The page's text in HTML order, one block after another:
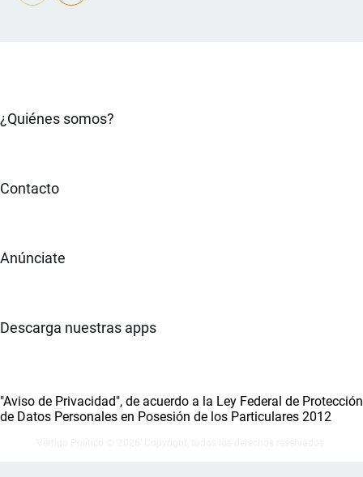
¿Quiénes somos?
Contacto
Anúnciate
Descarga nuestras apps
"Aviso de Privacidad", de acuerdo a la Ley Federal de Protección
de Datos Personales en Posesión de los Particulares 2012